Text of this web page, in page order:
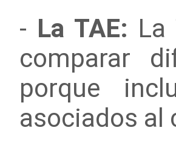
- La TAE: La
comparar
porque
asociados al